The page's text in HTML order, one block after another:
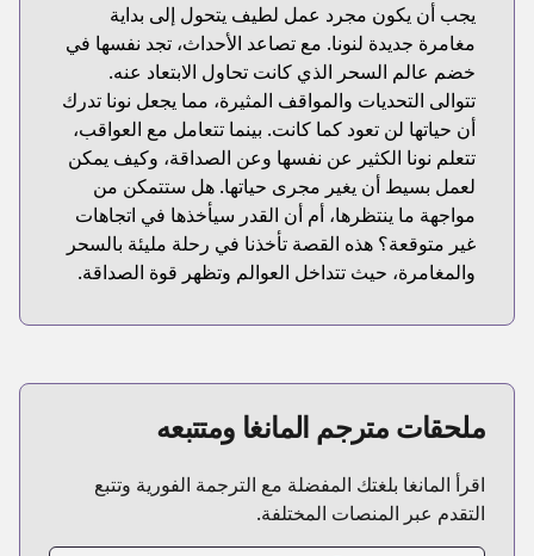
يجب أن يكون مجرد عمل لطيف يتحول إلى بداية
مغامرة جديدة لنونا. مع تصاعد الأحداث، تجد نفسها في
خضم عالم السحر الذي كانت تحاول الابتعاد عنه.
تتوالى التحديات والمواقف المثيرة، مما يجعل نونا تدرك
أن حياتها لن تعود كما كانت. بينما تتعامل مع العواقب،
تتعلم نونا الكثير عن نفسها وعن الصداقة، وكيف يمكن
لعمل بسيط أن يغير مجرى حياتها. هل ستتمكن من
مواجهة ما ينتظرها، أم أن القدر سيأخذها في اتجاهات
غير متوقعة؟ هذه القصة تأخذنا في رحلة مليئة بالسحر
والمغامرة، حيث تتداخل العوالم وتظهر قوة الصداقة.
ملحقات مترجم المانغا ومتتبعه
اقرأ المانغا بلغتك المفضلة مع الترجمة الفورية وتتبع
التقدم عبر المنصات المختلفة.